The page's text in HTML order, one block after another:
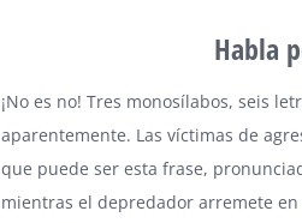
Habla
¡No es no! Tres monosílabos, seis
aparentemente. Las víctimas de
que puede ser esta frase,
mientras el depredador arremete